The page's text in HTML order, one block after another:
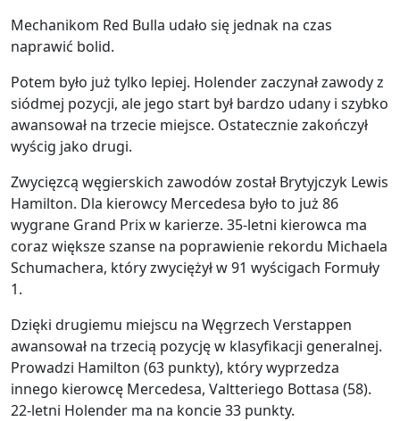
Mechanikom Red Bulla udało się jednak na czas
naprawić bolid.
Potem było już tylko lepiej. Holender zaczynał zawody z
siódmej pozycji, ale jego start był bardzo udany i szybko
awansował na trzecie miejsce. Ostatecznie zakończył
wyścig jako drugi.
Zwycięzcą węgierskich zawodów został Brytyjczyk Lewis
Hamilton. Dla kierowcy Mercedesa było to już 86
wygrane Grand Prix w karierze. 35-letni kierowca ma
coraz większe szanse na poprawienie rekordu Michaela
Schumachera, który zwyciężył w 91 wyścigach Formuły
1.
Dzięki drugiemu miejscu na Węgrzech Verstappen
awansował na trzecią pozycję w klasyfikacji generalnej.
Prowadzi Hamilton (63 punkty), który wyprzedza
innego kierowcę Mercedesa, Valtteriego Bottasa (58).
22-letni Holender ma na koncie 33 punkty.